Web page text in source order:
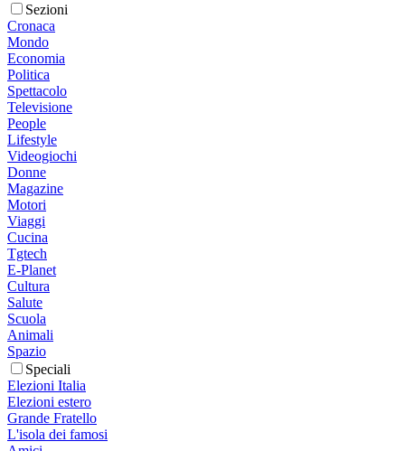
Sezioni
Cronaca
Mondo
Economia
Politica
Spettacolo
Televisione
People
Lifestyle
Videogiochi
Donne
Magazine
Motori
Viaggi
Cucina
Tgtech
E-Planet
Cultura
Salute
Scuola
Animali
Spazio
Speciali
Elezioni Italia
Elezioni estero
Grande Fratello
L'isola dei famosi